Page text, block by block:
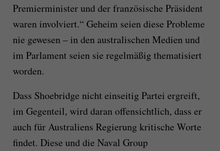
Premierminister und der französische Präsident
waren involviert.“ Geheim seien diese Probleme
nie gewesen – in den australischen Medien und
im Parlament seien sie regelmäßig thematisiert
worden.
Dass Shoebridge nicht einseitig Partei ergreift,
im Gegenteil, wird daran offensichtlich, dass er
auch für Australiens Regierung kritische Worte
findet. Diese und die Naval Group